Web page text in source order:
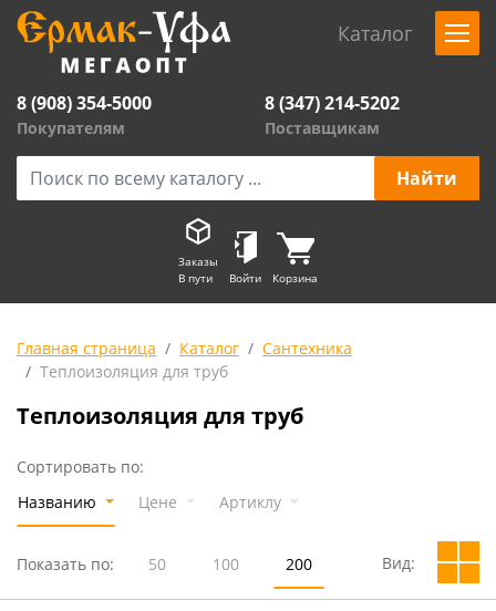
Каталог
8 (908) 354-5000
Покупателям
8 (347) 214-5202
Поставщикам
Заказы
В пути
Войти Корзина
Главная страница Каталог
Сантехника
Теплоизоляция для труб
Теплоизоляция для труб
Сортировать по:
Названию
Цене Артиклу
Показать по: 50 100 200 Вид: